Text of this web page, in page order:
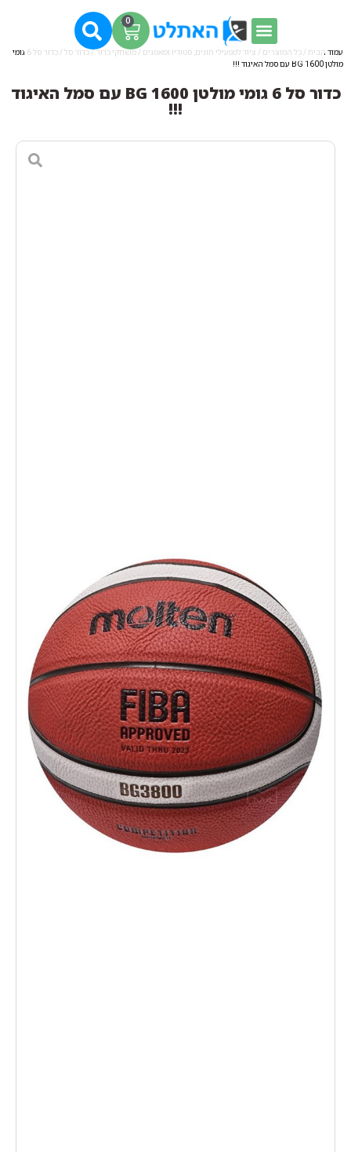
0
עמוד הבית / כל המוצרים / ציוד למפעילי חוגים, סטודיו ומאמנים / משחקי כדור/כדור סל
/ כדור סל 6 גומי
מולטן BG 1600 עם סמל האיגוד !!!
כדור סל 6 גומי מולטן BG 1600 עם סמל האיגוד
!!!